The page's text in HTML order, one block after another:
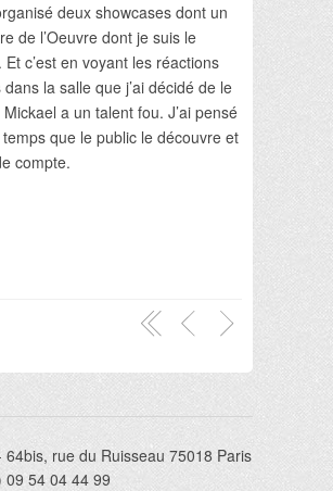
deux showcases dont un
de l’Oeuvre dont je suis le
Et c’est en voyant les réactions
la salle que j’ai décidé de le
a un talent fou. J’ai pensé
temps que le public le découvre et
compte.
64bis, rue du Ruisseau 75018 Paris
09 54 04 44 99